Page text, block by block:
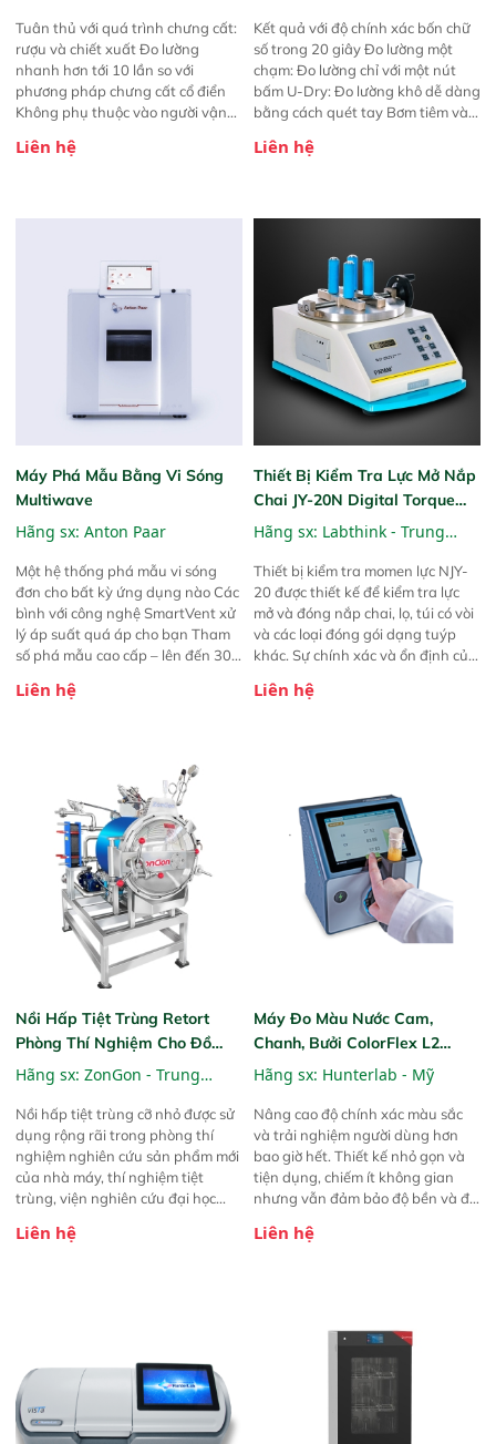
Tuân thủ với quá trình chưng cất:
rượu và chiết xuất Đo lường
nhanh hơn tới 10 lần so với
phương pháp chưng cất cổ điển
Không phụ thuộc vào người vận
động bán tự động Tối ưu hóa quy
Liên hệ
Kết quả với độ chính xác bốn chữ
số trong 20 giây Đo lường một
chạm: Đo lường chỉ với một nút
bấm U-Dry: Đo lường khô dễ dàng
bằng cách quét tay Bơm tiêm và
với hơn 30 mô-đun cho một hệ
Liên hệ
Máy Phá Mẫu Bằng Vi Sóng
Multiwave
Hãng sx: Anton Paar
Một hệ thống phá mẫu vi sóng
đơn cho bất kỳ ứng dụng nào Các
bình với công nghệ SmartVent xử
lý áp suất quá áp cho bạn Tham
số phá mẫu cao cấp – lên đến 300
minh cho kết quả đáng tin cậy và
Liên hệ
Thiết Bị Kiểm Tra Lực Mở Nắp
Chai JY-20N Digital Torque
Tester
Hãng sx: Labthink - Trung
Thiết bị kiểm tra momen lực NJY-
20 được thiết kế để kiểm tra lực
mở và đóng nắp chai, lọ, túi có vòi
và các loại đóng gói dạng tuýp
khác. Sự chính xác và ổn định của
trong những máy đo không thể
Liên hệ
Nồi Hấp Tiệt Trùng Retort
Phòng Thí Nghiệm Cho Đồ
Uống
Hãng sx: ZonGon - Trung
Nồi hấp tiệt trùng cỡ nhỏ được sử
dụng rộng rãi trong phòng thí
nghiệm nghiên cứu sản phẩm mới
của nhà máy, thí nghiệm tiệt
trùng, viện nghiên cứu đại học...
Liên hệ
Máy Đo Màu Nước Cam,
Chanh, Bưởi ColorFlex L2
Citrus
Hãng sx: Hunterlab - Mỹ
Nâng cao độ chính xác màu sắc
và trải nghiệm người dùng hơn
bao giờ hết. Thiết kế nhỏ gọn và
tiện dụng, chiếm ít không gian
nhưng vẫn đảm bảo độ bền và độ
giản hóa và đẩy nhanh quy trình
đầu được thiết kế cho nước cam cô
đặc, các chỉ số này cũng có thể áp
dụng cho nước ép bưởi và chanh.
Liên hệ